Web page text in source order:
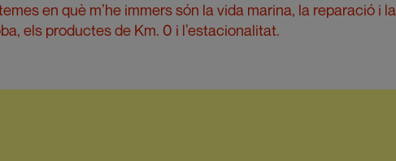
en què m’he immers són la vida marina, la reparació i la
els productes de Km. 0 i l’estacionalitat.